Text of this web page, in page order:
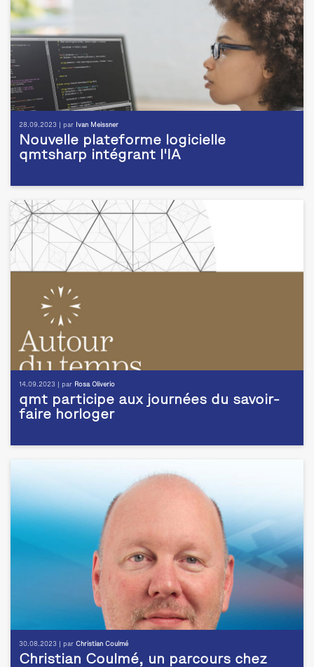
28.09.2023 | par Ivan Meissner
Nouvelle plateforme logicielle
qmtsharp intégrant l'IA
14.09.2023 | par Rosa Oliverio
qmt participe aux journées du savoir-
faire horloger
30.08.2023 | par Christian Coulmé
Christian Coulmé, un parcours chez